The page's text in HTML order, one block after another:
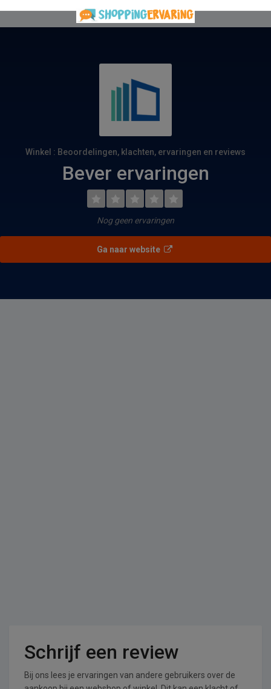
Winkel : Beoordelingen, klachten, ervaringen en reviews
Bever ervaringen
Nog geen ervaringen
Ga naar website
Schrijf een review
Bij ons lees je ervaringen van andere gebruikers over de